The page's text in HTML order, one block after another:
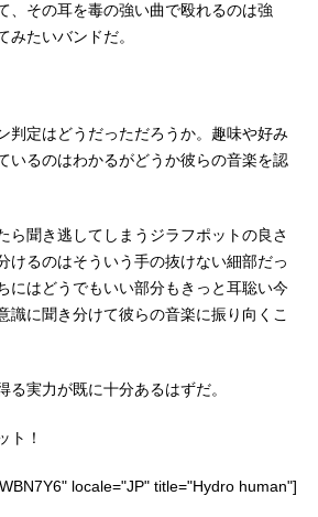
、その耳を毒の強い曲で殴れるのは強
みたいバンドだ。
判定はどうだっただろうか。趣味や好み
いるのはわかるがどうか彼らの音楽を認
ら聞き逃してしまうジラフポットの良さ
けるのはそういう手の抜けない細部だっ
にはどうでもいい部分もきっと耳聡い今
識に聞き分けて彼らの音楽に振り向くこ
る実力が既に十分あるはずだ。
ト！
locale="JP" title="Hydro human"]